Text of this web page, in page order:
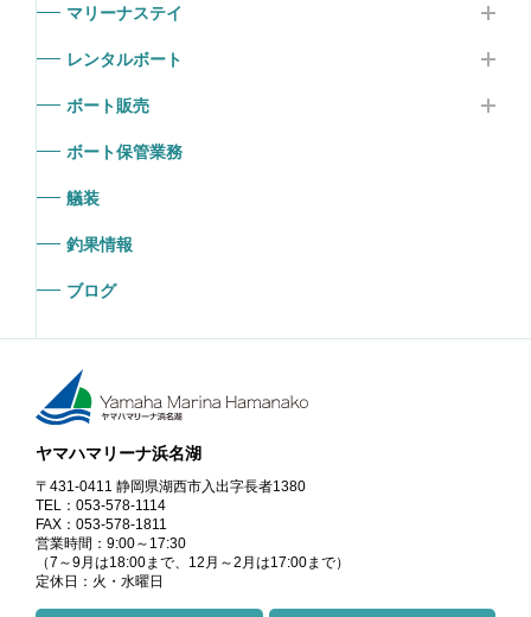
マリーナステイ
レンタルボート
ボート販売
ボート保管業務
艤装
釣果情報
ブログ
ヤマハマリーナ浜名湖
〒431-0411 静岡県湖西市入出字長者1380
TEL：053-578-1114
FAX：053-578-1811
営業時間：9:00～17:30
（7～9月は18:00まで、12月～2月は17:00まで）
定休日：火・水曜日